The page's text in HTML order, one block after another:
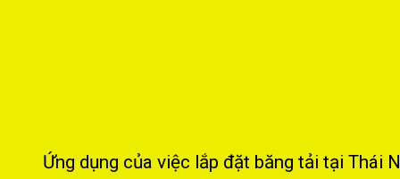
Ứng dụng của việc lắp đặt băng tải tại Thái